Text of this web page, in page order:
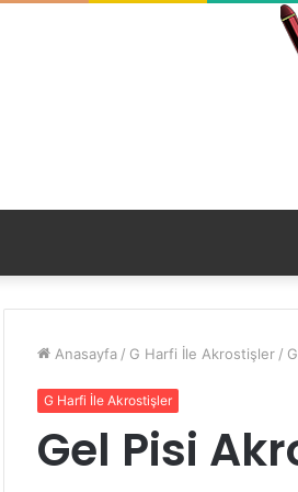
Anasayfa / G Harfi İle Akrostişler /
G Harfi İle Akrostişler
Gel Pisi